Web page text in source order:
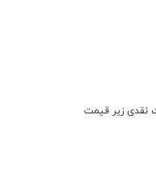
نقدی زیر قیمت